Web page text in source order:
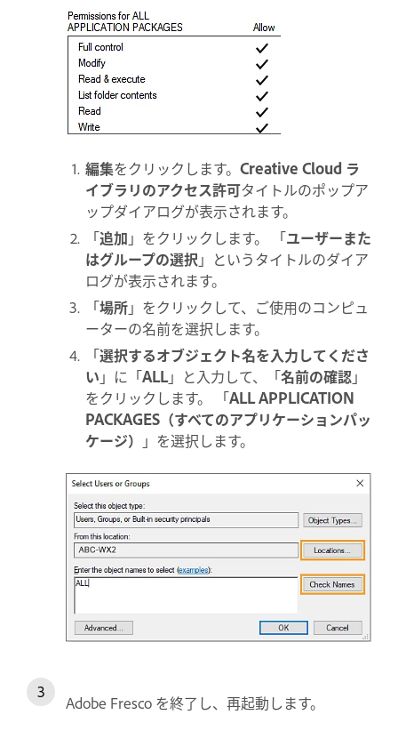
編集をクリックします。 Creative Cloud ラ
イブラリのアクセス許可タイトルのポップア
ップダイアログが表示されます。
「追加 」をクリックします。 「ユーザーまた
はグループの選択」というタイトルのダイア
ログが表示されます。
「場所」をクリックして、ご使用のコンピュ
ーターの名前を選択します。
「選択するオブジェクト名を入力してくださ
い 」に「ALL」と入力して、「名前の確認」
をクリックします。 「ALL APPLICATION
PACKAGES（すべてのアプリケーションパッ
ケージ） 」を選択します。
Adobe Fresco を終了し、再起動します。